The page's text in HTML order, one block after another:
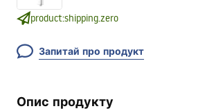
product:shipping.zero
Запитай про продукт
Опис продукту